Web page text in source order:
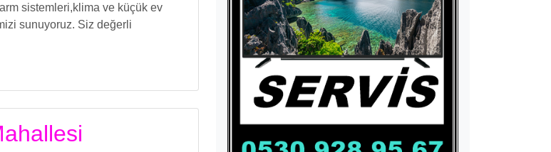
sistemleri,klima ve küçük ev
sunuyoruz. Siz değerli